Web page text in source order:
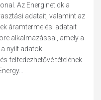
Az Energinet.dk a
adatait, valamint az
áramtermelési adatait
alkalmazással, amely a
nyílt adatok
felfedezhetővé tételének